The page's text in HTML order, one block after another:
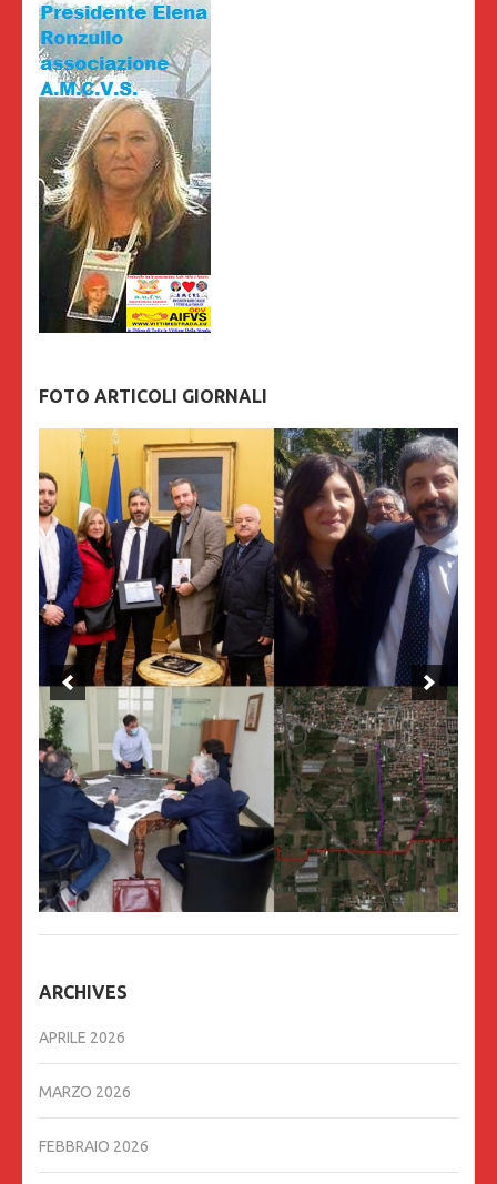
FOTO ARTICOLI GIORNALI
ARCHIVES
APRILE 2026
MARZO 2026
FEBBRAIO 2026